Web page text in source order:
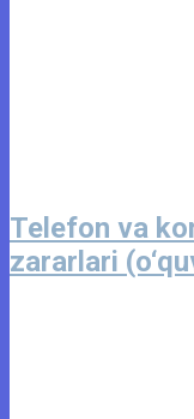
Telefon va
zararlari